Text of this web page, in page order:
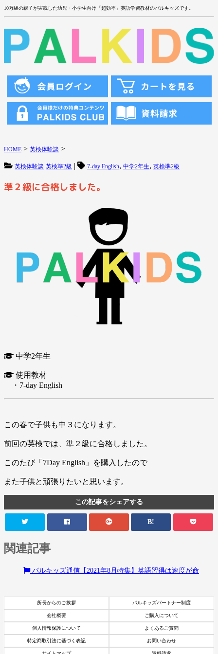
10万組の親子が実践した幼児・小学生向け「超効率」英語学習教材のパルキッズです。
HOME > 英検体験談 >
英検体験談 英検準2級 | 7-day English, 中学2年生, 英検準2級
準２級に合格しました。
中学2年生
使用教材
・7-day English
この春で子供も中３になります。
前回の英検では、準２級に合格しました。
このたび「7Day English」を購入したので
また子供と頑張りたいと思います。
この記事をシェアする
B!
関連記事
パルキッズ通信【2021年8月特集】英語習得は速度が命
所長からのご挨拶 パルキッズパートナー制度
会社概要 ご購入について
個人情報保護について よくあるご質問
特定商取引法に基づく表記 お問い合わせ